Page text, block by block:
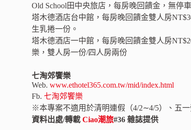
Old School田中央旅店，每房晚回饋金，無停
塔木德酒店台中館，每房晚回饋金雙人房
生乳捲一份。
塔木德酒店一中館，每房晚回饋金雙人房
樂，雙人房一份/四人房兩份
七淘郊饗樂
Web. www.ethotel365.com.tw/mid/index.html
Fb. 七淘郊饗樂
※本專案不適用於清明連假（4/2∼4/5）、五
資料出處/轉載Ciao潮旅#36 雜誌提供